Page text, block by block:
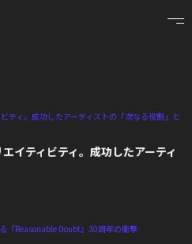
イティビティ。成功したアーティ